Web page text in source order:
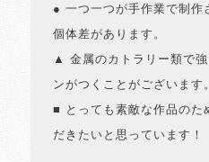
● 一つ一つが手作業で制作
個体差があります。
▲ 金属のカトラリー類で
ンがつくことがございます
■ とっても素敵な作品のた
だきたいと思っています！